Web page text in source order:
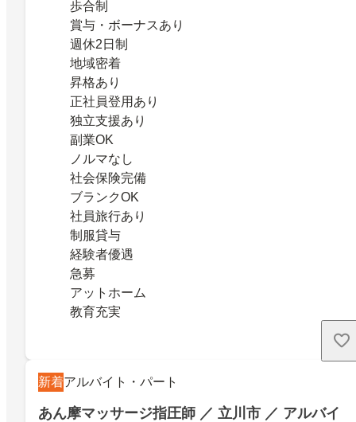
歩合制
賞与・ボーナスあり
週休2日制
地域密着
昇格あり
正社員登用あり
独立支援あり
副業OK
ノルマなし
社会保険完備
ブランクOK
社員旅行あり
制服貸与
経験者優遇
急募
アットホーム
教育充実
新着アルバイト・パート
あん摩マッサージ指圧師 ／ 立川市 ／ アルバイ